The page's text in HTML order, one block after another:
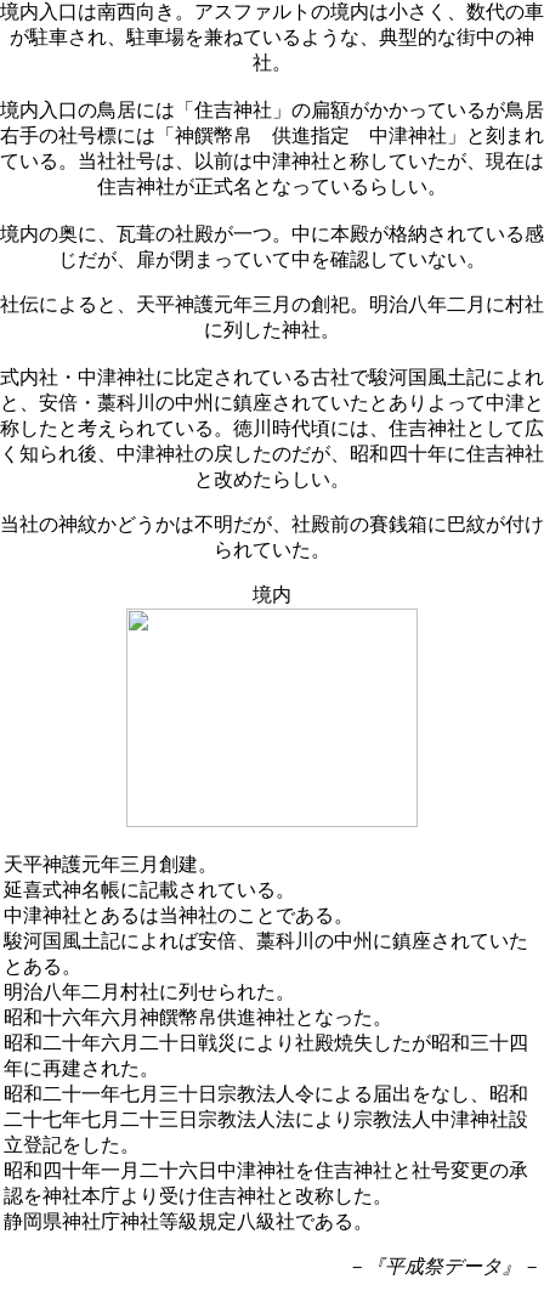
境内入口は南西向き。アスファルトの境内は小さく、数代の車
が駐車され、駐車場を兼ねているような、典型的な街中の神
社。
境内入口の鳥居には「住吉神社」の扁額がかかっているが鳥居
右手の社号標には「神饌幣帛 供進指定 中津神社」と刻まれ
ている。当社社号は、以前は中津神社と称していたが、現在は
住吉神社が正式名となっているらしい。
境内の奥に、瓦葺の社殿が一つ。中に本殿が格納されている感
じだが、扉が閉まっていて中を確認していない。
社伝によると、天平神護元年三月の創祀。明治八年二月に村社
に列した神社。
式内社・中津神社に比定されている古社で駿河国風土記によれ
と、安倍・藁科川の中州に鎮座されていたとありよって中津と
称したと考えられている。徳川時代頃には、住吉神社として広
く知られ後、中津神社の戻したのだが、昭和四十年に住吉神社
と改めたらしい。
当社の神紋かどうかは不明だが、社殿前の賽銭箱に巴紋が付け
られていた。
境内
天平神護元年三月創建。
延喜式神名帳に記載されている。
中津神社とあるは当神社のことである。
駿河国風土記によれば安倍、藁科川の中州に鎮座されていた
とある。
明治八年二月村社に列せられた。
昭和十六年六月神饌幣帛供進神社となった。
昭和二十年六月二十日戦災により社殿焼失したが昭和三十四
年に再建された。
昭和二十一年七月三十日宗教法人令による届出をなし、昭和
二十七年七月二十三日宗教法人法により宗教法人中津神社設
立登記をした。
昭和四十年一月二十六日中津神社を住吉神社と社号変更の承
認を神社本庁より受け住吉神社と改称した。
静岡県神社庁神社等級規定八級社である。
－『平成祭データ』－